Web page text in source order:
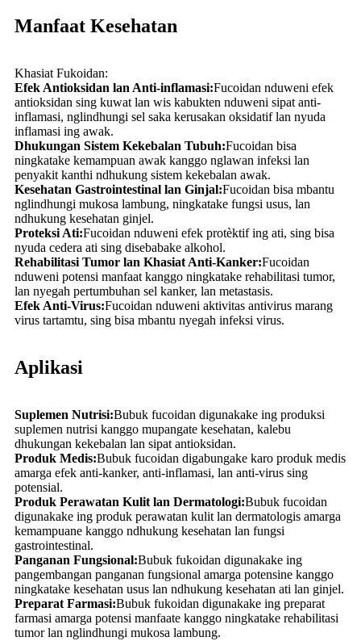
Manfaat Kesehatan
Khasiat Fukoidan:
Efek Antioksidan lan Anti-inflamasi:Fucoidan nduweni efek
antioksidan sing kuwat lan wis kabukten nduweni sipat anti-
inflamasi, nglindhungi sel saka kerusakan oksidatif lan nyuda
inflamasi ing awak.
Dhukungan Sistem Kekebalan Tubuh:Fucoidan bisa
ningkatake kemampuan awak kanggo nglawan infeksi lan
penyakit kanthi ndhukung sistem kekebalan awak.
Kesehatan Gastrointestinal lan Ginjal:Fucoidan bisa mbantu
nglindhungi mukosa lambung, ningkatake fungsi usus, lan
ndhukung kesehatan ginjel.
Proteksi Ati:Fucoidan nduweni efek protèktif ing ati, sing bisa
nyuda cedera ati sing disebabake alkohol.
Rehabilitasi Tumor lan Khasiat Anti-Kanker:Fucoidan
nduweni potensi manfaat kanggo ningkatake rehabilitasi tumor,
lan nyegah pertumbuhan sel kanker, lan metastasis.
Efek Anti-Virus:Fucoidan nduweni aktivitas antivirus marang
virus tartamtu, sing bisa mbantu nyegah infeksi virus.
Aplikasi
Suplemen Nutrisi:Bubuk fucoidan digunakake ing produksi
suplemen nutrisi kanggo mupangate kesehatan, kalebu
dhukungan kekebalan lan sipat antioksidan.
Produk Medis:Bubuk fucoidan digabungake karo produk medis
amarga efek anti-kanker, anti-inflamasi, lan anti-virus sing
potensial.
Produk Perawatan Kulit lan Dermatologi:Bubuk fucoidan
digunakake ing produk perawatan kulit lan dermatologis amarga
kemampuane kanggo ndhukung kesehatan lan fungsi
gastrointestinal.
Panganan Fungsional:Bubuk fukoidan digunakake ing
pangembangan panganan fungsional amarga potensine kanggo
ningkatake kesehatan usus lan ndhukung kesehatan ati lan ginjel.
Preparat Farmasi:Bubuk fukoidan digunakake ing preparat
farmasi amarga potensi manfaate kanggo ningkatake rehabilitasi
tumor lan nglindhungi mukosa lambung.